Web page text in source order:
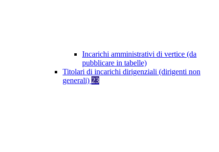
Incarichi amministrativi di vertice (da
pubblicare in tabelle)
Titolari di incarichi dirigenziali (dirigenti non
generali) 23